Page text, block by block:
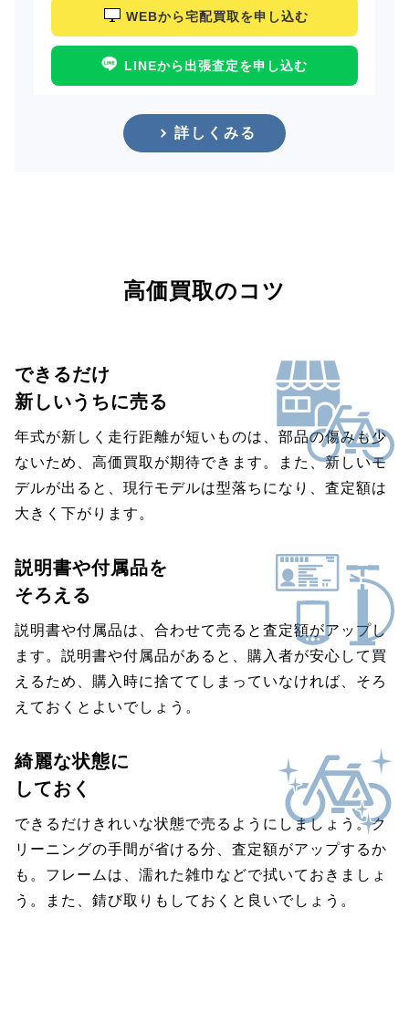
WEBから宅配買取を申し込む
LINEから出張査定を申し込む
詳しくみる
高価買取のコツ
できるだけ
新しいうちに売る
年式が新しく走行距離が短いものは、部品の傷みも少
ないため、高価買取が期待できます。また、新しいモ
デルが出ると、現行モデルは型落ちになり、査定額は
大きく下がります。
説明書や付属品を
そろえる
説明書や付属品は、合わせて売ると査定額がアップし
ます。説明書や付属品があると、購入者が安心して買
えるため、購入時に捨ててしまっていなければ、そろ
えておくとよいでしょう。
綺麗な状態に
しておく
できるだけきれいな状態で売るようにしましょう。ク
リーニングの手間が省ける分、査定額がアップするか
も。フレームは、濡れた雑巾などで拭いておきましょ
う。また、錆び取りもしておくと良いでしょう。